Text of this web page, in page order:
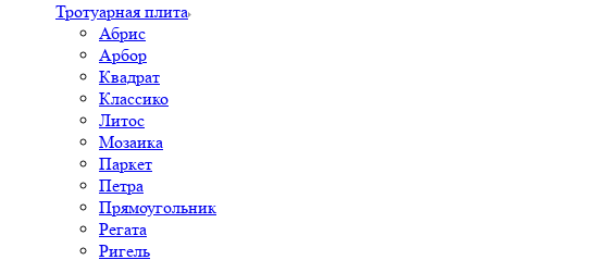
Тротуарная плита
Абрис
Арбор
Квадрат
Классико
Литос
Мозаика
Паркет
Петра
Прямоугольник
Регата
Ригель